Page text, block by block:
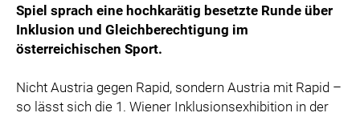
Spiel sprach eine hochkarätig besetzte Runde über
Inklusion und Gleichberechtigung im
österreichischen Sport.
Nicht Austria gegen Rapid, sondern Austria mit Rapid –
so lässt sich die 1. Wiener Inklusionsexhibition in der